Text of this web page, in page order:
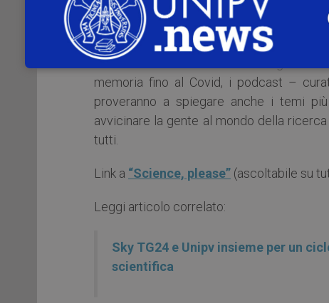
L’obiettivo di questo ciclo di podcast è
soluzione dei problemi, a discapito delle
social. Dalla nutrizione all’intelligenza
memoria fino al Covid, i podcast –
proveranno a spiegare anche i temi
avvicinare la gente al mondo della
tutti.
Link a “Science, please” (ascoltabile su
Leggi articolo correlato:
Sky TG24 e Unipv insieme per un
scientifica